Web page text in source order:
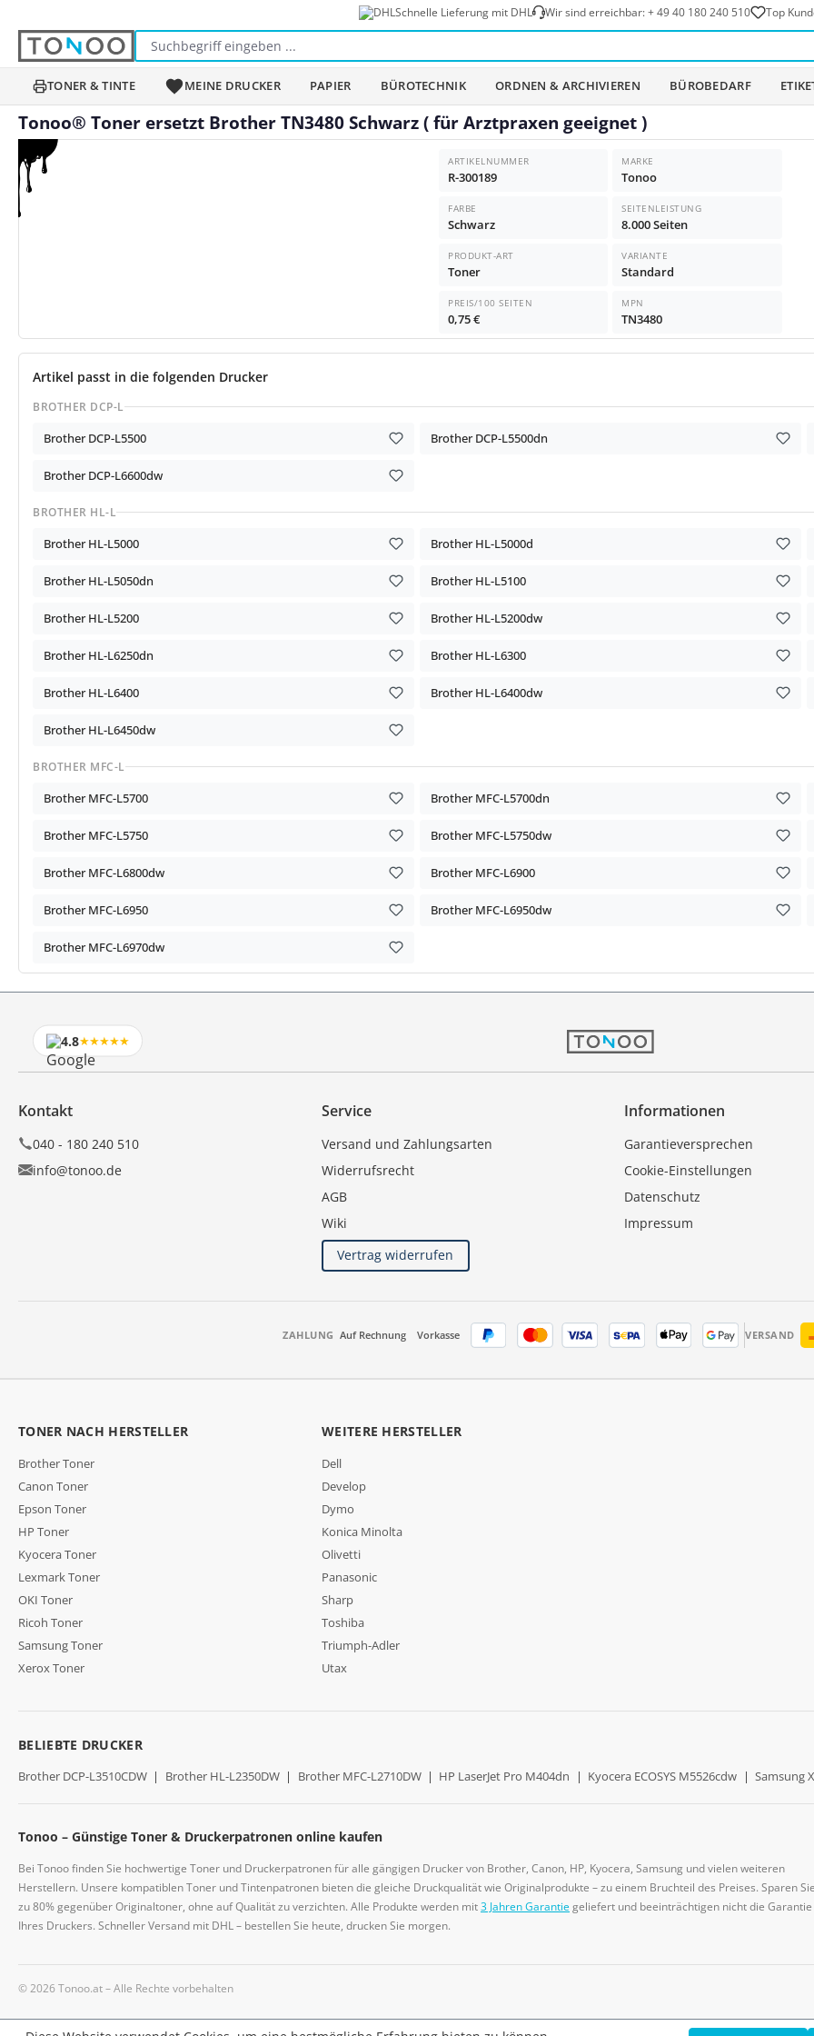
Schnelle Lieferung mit DHL Wir sind erreichbar:+ 49 40 180 240 510 Top
TONER & TINTE MEINE DRUCKER PAPIER BÜROTECHNIK ORDNEN & ARCHIVIEREN BÜROBEDARF
Tonoo® Toner ersetzt Brother TN3480 Schwarz ( für Arztpraxen geeignet )
Bildergalerie überspringen ARTIKELNUMMER
R-300189
MARKE
Tonoo
FARBE
Schwarz
SEITENLEISTUNG
8.000 Seiten
PRODUKT-ART
Toner
VARIANTE
Standard
PREIS/100 SEITEN
0,75 €
MPN
TN3480
Artikel passt in die folgenden Drucker
BROTHER DCP-L
Brother DCP-L5500 Brother DCP-L5500dn
Brother DCP-L6600dw
BROTHER HL-L
Brother HL-L5000 Brother HL-L5000d
Brother HL-L5050dn Brother HL-L5100
Brother HL-L5200 Brother HL-L5200dw
Brother HL-L6250dn Brother HL-L6300
Brother HL-L6400 Brother HL-L6400dw
Brother HL-L6450dw
BROTHER MFC-L
Brother MFC-L5700 Brother MFC-L5700dn
Brother MFC-L5750 Brother MFC-L5750dw
Brother MFC-L6800dw Brother MFC-L6900
Brother MFC-L6950 Brother MFC-L6950dw
Brother MFC-L6970dw
4.8★★★★★
Kontakt
040 - 180 240 510
info@tonoo.de
Service
Versand und Zahlungsarten
Widerrufsrecht
AGB
Wiki
Vertrag widerrufen
Informationen
Garantieversprechen
Cookie-Einstellungen
Datenschutz
Impressum
ZAHLUNG Auf Rechnung Vorkasse VERSAND
TONER NACH HERSTELLER
Brother Toner
Canon Toner
Epson Toner
HP Toner
Kyocera Toner
Lexmark Toner
OKI Toner
Ricoh Toner
Samsung Toner
Xerox Toner
WEITERE HERSTELLER
Dell
Develop
Dymo
Konica Minolta
Olivetti
Panasonic
Sharp
Toshiba
Triumph-Adler
Utax
BELIEBTE DRUCKER
Brother DCP-L3510CDW | Brother HL-L2350DW | Brother MFC-L2710DW | HP LaserJet Pro M404dn | Kyocera ECOSYS M5526cdw | Samsung
Tonoo – Günstige Toner & Druckerpatronen online kaufen
Bei Tonoo finden Sie hochwertige Toner und Druckerpatronen für alle gängigen Drucker von Brother, Canon, HP, Kyocera, Samsung und vielen weiteren
Herstellern. Unsere kompatiblen Toner und Tintenpatronen bieten die gleiche Druckqualität wie Originalprodukte – zu einem Bruchteil des Preises. Sparen
zu 80% gegenüber Originaltoner, ohne auf Qualität zu verzichten. Alle Produkte werden mit3 Jahren Garantiegeliefert und beeinträchtigen nicht die Garantie
Ihres Druckers. Schneller Versand mit DHL – bestellen Sie heute, drucken Sie morgen.
© 2026 Tonoo.at – Alle Rechte vorbehalten